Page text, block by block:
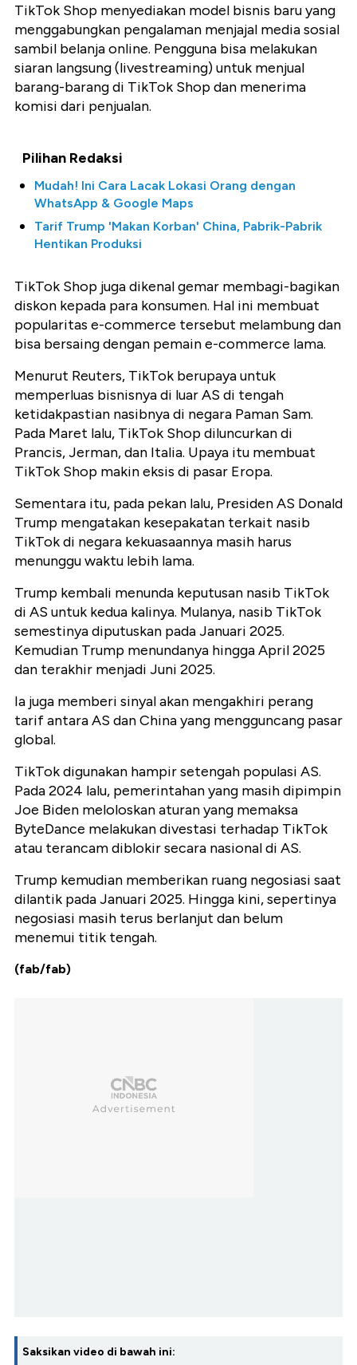
TikTok Shop menyediakan model bisnis baru yang
menggabungkan pengalaman menjajal media sosial
sambil belanja online. Pengguna bisa melakukan
siaran langsung (livestreaming) untuk menjual
barang-barang di TikTok Shop dan menerima
komisi dari penjualan.
Pilihan Redaksi
Mudah! Ini Cara Lacak Lokasi Orang dengan
WhatsApp & Google Maps
Tarif Trump 'Makan Korban' China, Pabrik-Pabrik
Hentikan Produksi
TikTok Shop juga dikenal gemar membagi-bagikan
diskon kepada para konsumen. Hal ini membuat
popularitas e-commerce tersebut melambung dan
bisa bersaing dengan pemain e-commerce lama.
Menurut Reuters, TikTok berupaya untuk
memperluas bisnisnya di luar AS di tengah
ketidakpastian nasibnya di negara Paman Sam.
Pada Maret lalu, TikTok Shop diluncurkan di
Prancis, Jerman, dan Italia. Upaya itu membuat
TikTok Shop makin eksis di pasar Eropa.
Sementara itu, pada pekan lalu, Presiden AS Donald
Trump mengatakan kesepakatan terkait nasib
TikTok di negara kekuasaannya masih harus
menunggu waktu lebih lama.
Trump kembali menunda keputusan nasib TikTok
di AS untuk kedua kalinya. Mulanya, nasib TikTok
semestinya diputuskan pada Januari 2025.
Kemudian Trump menundanya hingga April 2025
dan terakhir menjadi Juni 2025.
Ia juga memberi sinyal akan mengakhiri perang
tarif antara AS dan China yang mengguncang pasar
global.
TikTok digunakan hampir setengah populasi AS.
Pada 2024 lalu, pemerintahan yang masih dipimpin
Joe Biden meloloskan aturan yang memaksa
ByteDance melakukan divestasi terhadap TikTok
atau terancam diblokir secara nasional di AS.
Trump kemudian memberikan ruang negosiasi saat
dilantik pada Januari 2025. Hingga kini, sepertinya
negosiasi masih terus berlanjut dan belum
menemui titik tengah.
(fab/fab)
Saksikan video di bawah ini: